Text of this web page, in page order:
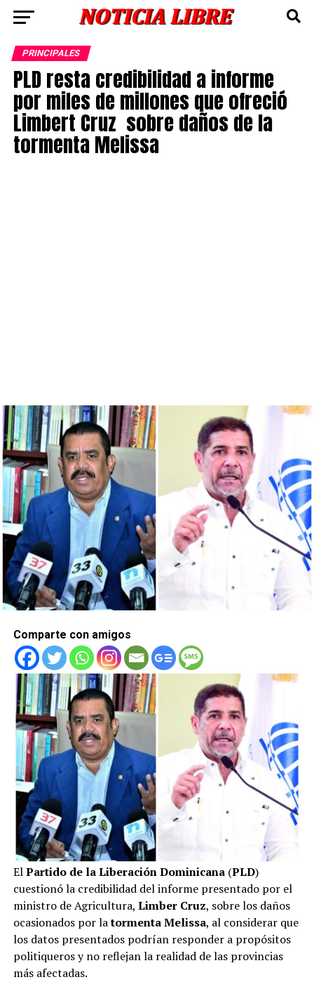
PRINCIPALES
PLD resta credibilidad a informe
por miles de millones que ofreció
Limbert Cruz sobre daños de la
tormenta Melissa
Comparte con amigos
ElPartido de la Liberación Dominicana (PLD)
cuestionó la credibilidad del informe presentado por el
ministro de Agricultura, Limber Cruz, sobre los daños
ocasionados por latormenta Melissa, al considerar que
los datos presentados podrían responder a propósitos
politiqueros y no reflejan la realidad de las provincias
más afectadas.